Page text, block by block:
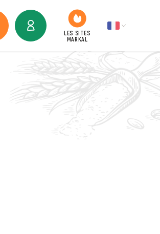
BONS DE
LIVRAISONS…)